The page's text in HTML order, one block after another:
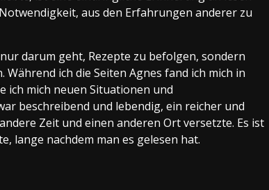
aus den Erfahrungen anderer zu
darum geht, Rezepte zu befolgen, sondern
ich die Seiten Agnes fand ich mich in
ich mich neuen Situationen und
beschreibend und lebendig, ein reicher und
Zeit und einen anderen Ort versetzte. Es ist
lange nachdem man es gelesen hat.